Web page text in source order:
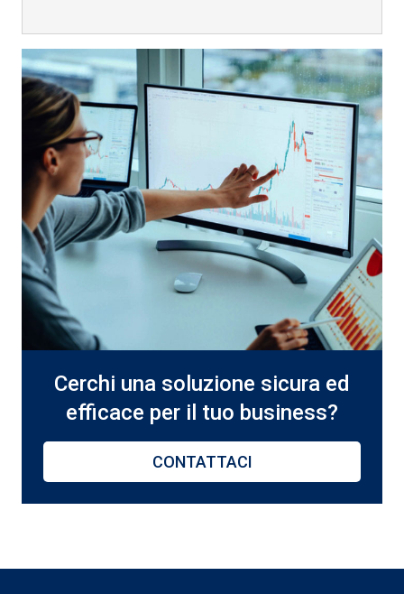
Cerchi una soluzione sicura ed
efficace per il tuo business?
CONTATTACI